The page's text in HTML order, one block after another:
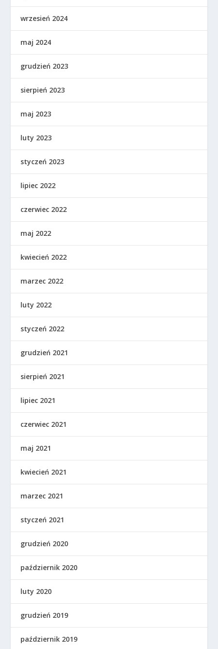
wrzesień 2024
maj 2024
grudzień 2023
sierpień 2023
maj 2023
luty 2023
styczeń 2023
lipiec 2022
czerwiec 2022
maj 2022
kwiecień 2022
marzec 2022
luty 2022
styczeń 2022
grudzień 2021
sierpień 2021
lipiec 2021
czerwiec 2021
maj 2021
kwiecień 2021
marzec 2021
styczeń 2021
grudzień 2020
październik 2020
luty 2020
grudzień 2019
październik 2019